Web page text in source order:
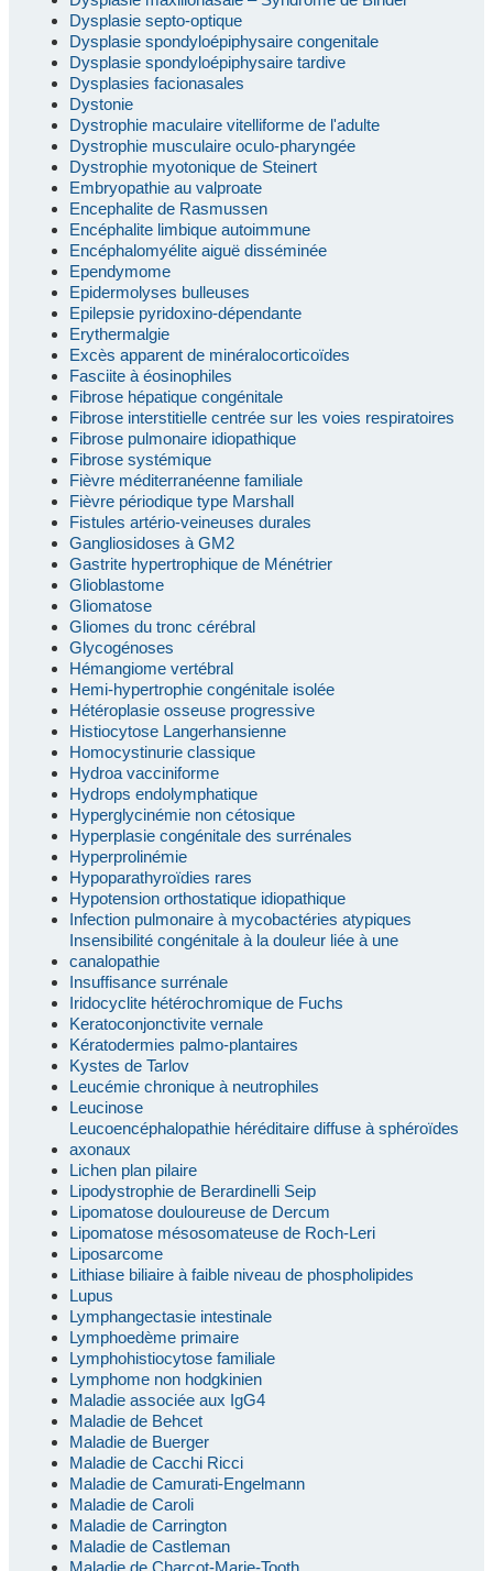
Dysplasie septo-optique
Dysplasie spondyloépiphysaire congenitale
Dysplasie spondyloépiphysaire tardive
Dysplasies facionasales
Dystonie
Dystrophie maculaire vitelliforme de l'adulte
Dystrophie musculaire oculo-pharyngée
Dystrophie myotonique de Steinert
Embryopathie au valproate
Encephalite de Rasmussen
Encéphalite limbique autoimmune
Encéphalomyélite aiguë disséminée
Ependymome
Epidermolyses bulleuses
Epilepsie pyridoxino-dépendante
Erythermalgie
Excès apparent de minéralocorticoïdes
Fasciite à éosinophiles
Fibrose hépatique congénitale
Fibrose interstitielle centrée sur les voies respiratoires
Fibrose pulmonaire idiopathique
Fibrose systémique
Fièvre méditerranéenne familiale
Fièvre périodique type Marshall
Fistules artério-veineuses durales
Gangliosidoses à GM2
Gastrite hypertrophique de Ménétrier
Glioblastome
Gliomatose
Gliomes du tronc cérébral
Glycogénoses
Hémangiome vertébral
Hemi-hypertrophie congénitale isolée
Hétéroplasie osseuse progressive
Histiocytose Langerhansienne
Homocystinurie classique
Hydroa vacciniforme
Hydrops endolymphatique
Hyperglycinémie non cétosique
Hyperplasie congénitale des surrénales
Hyperprolinémie
Hypoparathyroïdies rares
Hypotension orthostatique idiopathique
Infection pulmonaire à mycobactéries atypiques
Insensibilité congénitale à la douleur liée à une
canalopathie
Insuffisance surrénale
Iridocyclite hétérochromique de Fuchs
Keratoconjonctivite vernale
Kératodermies palmo-plantaires
Kystes de Tarlov
Leucémie chronique à neutrophiles
Leucinose
Leucoencéphalopathie héréditaire diffuse à sphéroïdes
axonaux
Lichen plan pilaire
Lipodystrophie de Berardinelli Seip
Lipomatose douloureuse de Dercum
Lipomatose mésosomateuse de Roch-Leri
Liposarcome
Lithiase biliaire à faible niveau de phospholipides
Lupus
Lymphangectasie intestinale
Lymphoedème primaire
Lymphohistiocytose familiale
Lymphome non hodgkinien
Maladie associée aux IgG4
Maladie de Behcet
Maladie de Buerger
Maladie de Cacchi Ricci
Maladie de Camurati-Engelmann
Maladie de Caroli
Maladie de Carrington
Maladie de Castleman
Maladie de Charcot-Marie-Tooth